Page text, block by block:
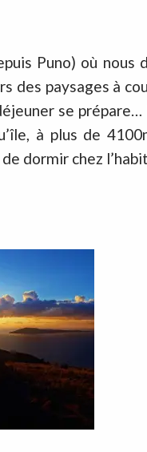
Puno) où nous
des paysages à
se prépare…
à plus de
dormir chez